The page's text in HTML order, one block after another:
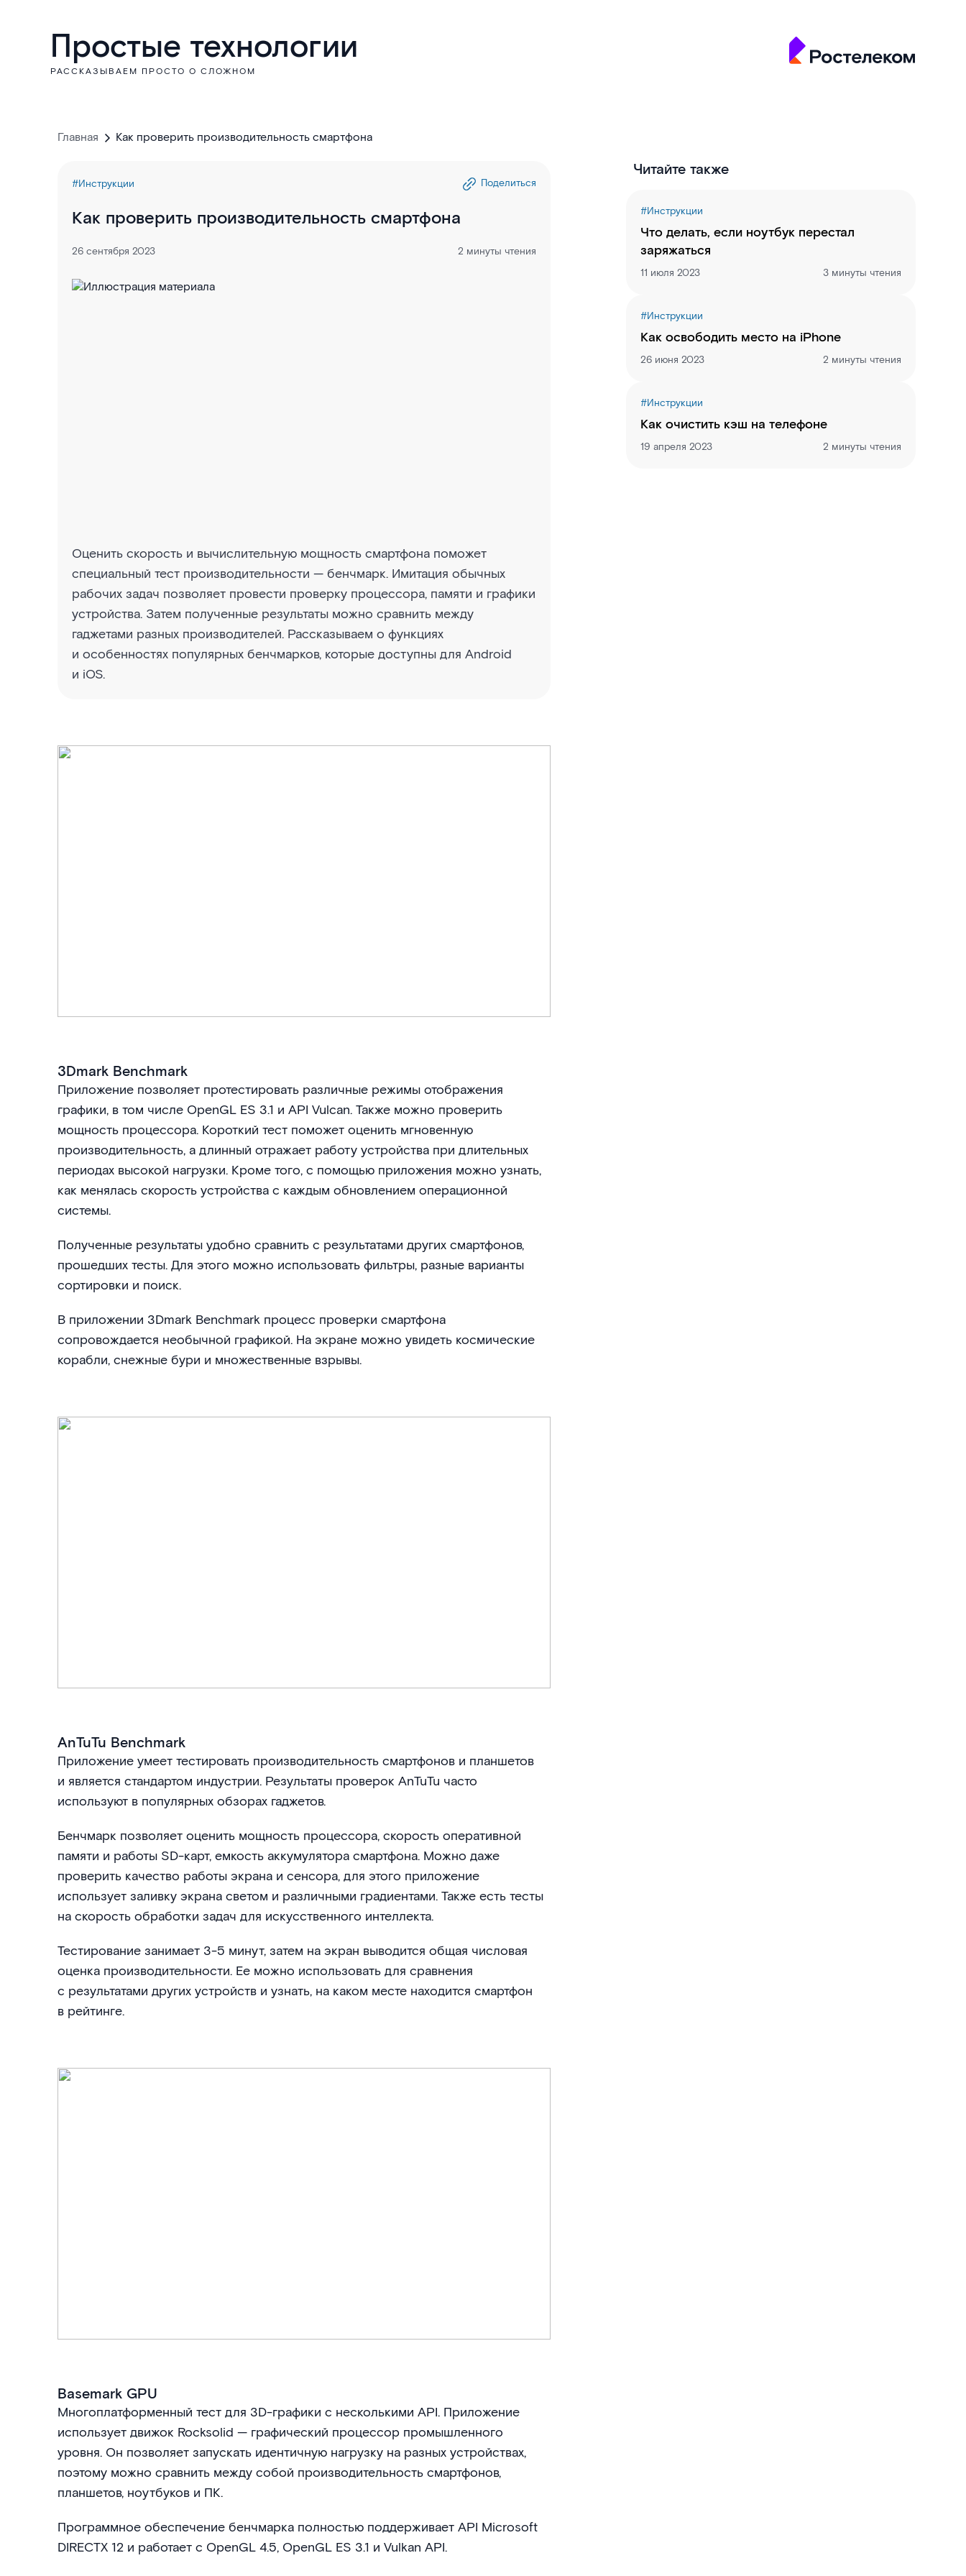
Простые технологии
РАССКАЗЫВАЕМ ПРОСТО О СЛОЖНОМ
Главная Как проверить производительность смартфона
#Инструкции Поделиться
Как проверить производительность смартфона
26 сентября 2023 2 минуты чтения
Оценить скорость и вычислительную мощность смартфона поможет
специальный тест производительности — бенчмарк. Имитация обычных
рабочих задач позволяет провести проверку процессора, памяти и графики
устройства. Затем полученные результаты можно сравнить между
гаджетами разных производителей. Рассказываем о функциях
и особенностях популярных бенчмарков, которые доступны для Android
и iOS.
3Dmark Benchmark
Приложение позволяет протестировать различные режимы отображения
графики, в том числе OpenGL ES 3.1 и API Vulcan. Также можно проверить
мощность процессора. Короткий тест поможет оценить мгновенную
производительность, а длинный отражает работу устройства при длительных
периодах высокой нагрузки. Кроме того, с помощью приложения можно узнать,
как менялась скорость устройства с каждым обновлением операционной
системы.
Полученные результаты удобно сравнить с результатами других смартфонов,
прошедших тесты. Для этого можно использовать фильтры, разные варианты
сортировки и поиск.
В приложении 3Dmark Benchmark процесс проверки смартфона
сопровождается необычной графикой. На экране можно увидеть космические
корабли, снежные бури и множественные взрывы.
AnTuTu Benchmark
Приложение умеет тестировать производительность смартфонов и планшетов
и является стандартом индустрии. Результаты проверок AnTuTu часто
используют в популярных обзорах гаджетов.
Бенчмарк позволяет оценить мощность процессора, скорость оперативной
памяти и работы SD-карт, емкость аккумулятора смартфона. Можно даже
проверить качество работы экрана и сенсора, для этого приложение
использует заливку экрана светом и различными градиентами. Также есть тесты
на скорость обработки задач для искусственного интеллекта.
Тестирование занимает 3-5 минут, затем на экран выводится общая числовая
оценка производительности. Ее можно использовать для сравнения
с результатами других устройств и узнать, на каком месте находится смартфон
в рейтинге.
Basemark GPU
Многоплатформенный тест для 3D-графики с несколькими API. Приложение
использует движок Rocksolid — графический процессор промышленного
уровня. Он позволяет запускать идентичную нагрузку на разных устройствах,
поэтому можно сравнить между собой производительность смартфонов,
планшетов, ноутбуков и ПК.
Программное обеспечение бенчмарка полностью поддерживает API Microsoft
DIRECTX 12 и работает с OpenGL 4.5, OpenGL ES 3.1 и Vulkan API.
Читайте также
#Инструкции
Что делать, если ноутбук перестал
заряжаться
11 июля 2023 3 минуты чтения
#Инструкции
Как освободить место на iPhone
26 июня 2023 2 минуты чтения
#Инструкции
Как очистить кэш на телефоне
19 апреля 2023 2 минуты чтения